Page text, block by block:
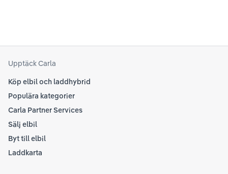
att
Upptäck Carla
Köp elbil och laddhybrid
Populära kategorier
Carla Partner Services
Sälj elbil
Byt till elbil
Laddkarta